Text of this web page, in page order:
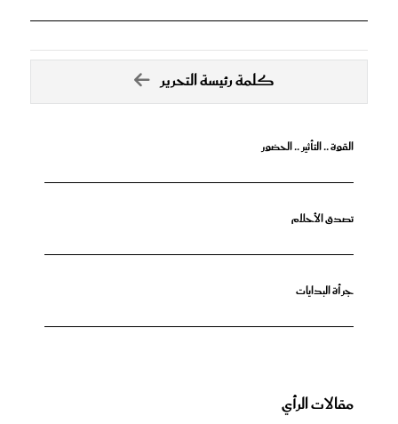
كلمة رئيسة التحرير
القوة .. التأثير .. الحضور
تصدق الأحلام
جرأة البدايات
مقالات الرأي